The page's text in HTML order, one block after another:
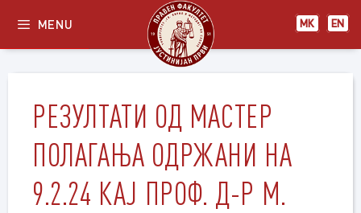
content
МК EN
MENU
РЕЗУЛТАТИ ОД МАСТЕР
ПОЛАГАЊА ОДРЖАНИ НА
9.2.24 КАЈ ПРОФ. Д-Р М.